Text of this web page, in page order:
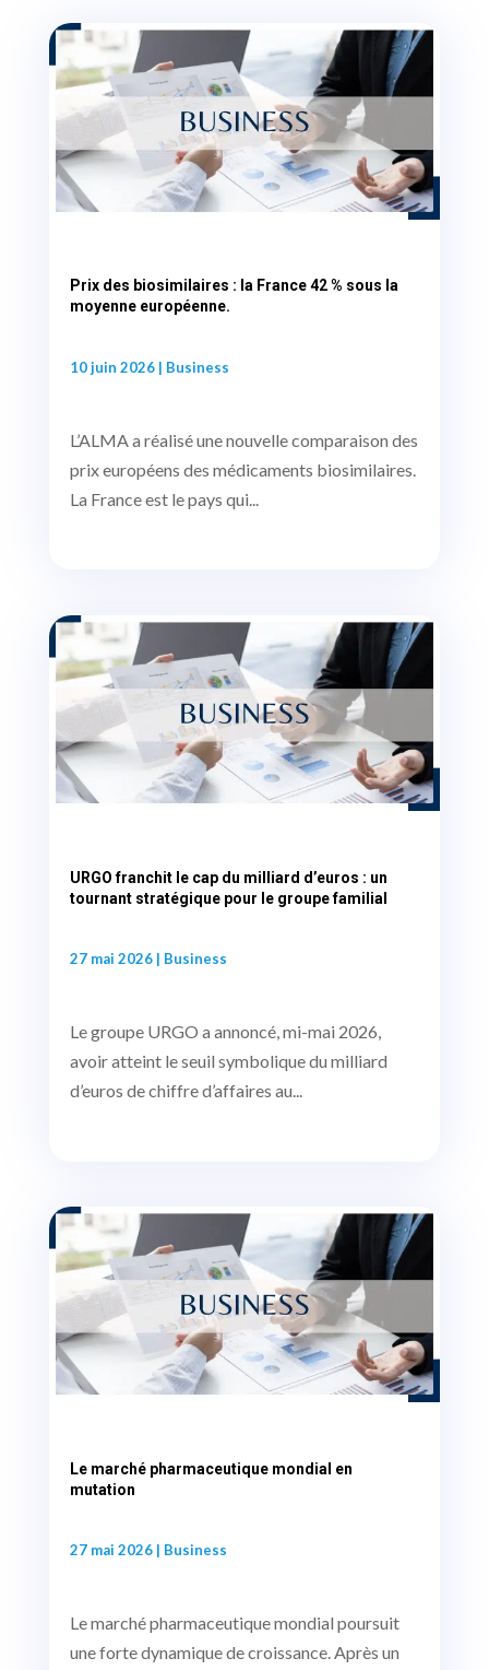
Prix des biosimilaires : la France 42 % sous la
moyenne européenne.
10 juin 2026| Business
L’ALMA a réalisé une nouvelle comparaison des
prix européens des médicaments biosimilaires.
La France est le pays qui...
URGO franchit le cap du milliard d’euros : un
tournant stratégique pour le groupe familial
27 mai 2026| Business
Le groupe URGO a annoncé, mi-mai 2026,
avoir atteint le seuil symbolique du milliard
d’euros de chiffre d’affaires au...
Le marché pharmaceutique mondial en
mutation
27 mai 2026| Business
Le marché pharmaceutique mondial poursuit
une forte dynamique de croissance. Après un